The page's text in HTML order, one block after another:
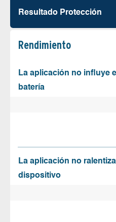
Resultado Protección
Rendimiento
La aplicación no influye
batería
La aplicación no
dispositivo